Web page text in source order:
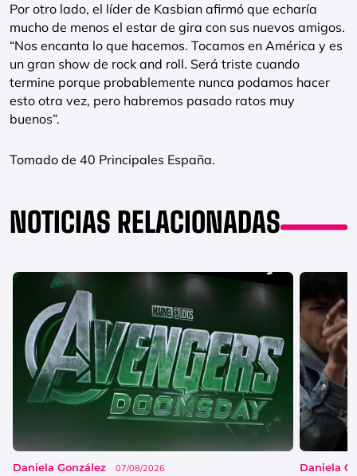
Por otro lado, el líder de Kasbian afirmó que echaría
mucho de menos el estar de gira con sus nuevos amigos.
“Nos encanta lo que hacemos. Tocamos en América y es
un gran show de rock and roll. Será triste cuando
termine porque probablemente nunca podamos hacer
esto otra vez, pero habremos pasado ratos muy
buenos”.
Tomado de 40 Principales España.
NOTICIAS RELACIONADAS
Daniela González 07/08/2026 Daniela